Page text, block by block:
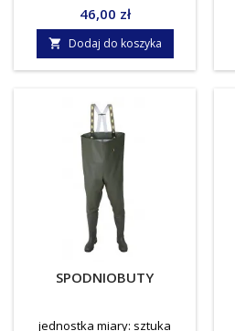
Cena
46,00 zł
 Dodaj do koszyka
SPODNIOBUTY
jednostka miary: sztuka